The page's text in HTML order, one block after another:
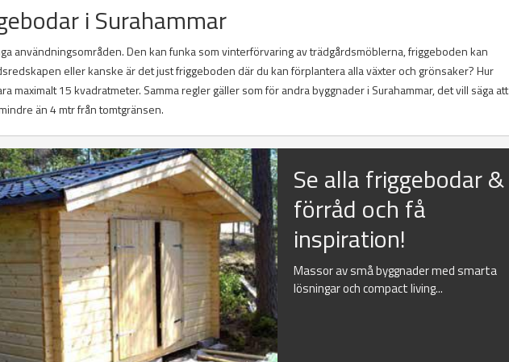
i Surahammar
användningsområden. Den kan funka som vinterförvaring av trädgårdsmöblerna, friggeboden kan
eller kanske är det just friggeboden där du kan förplantera alla växter och grönsaker? Hur
maximalt 15 kvadratmeter. Samma regler gäller som för andra byggnader i Surahammar, det vill säga att
än 4 mtr från tomtgränsen.
Se alla friggebodar &
förråd och få
inspiration!
Massor av små byggnader med smarta
lösningar och compact living...